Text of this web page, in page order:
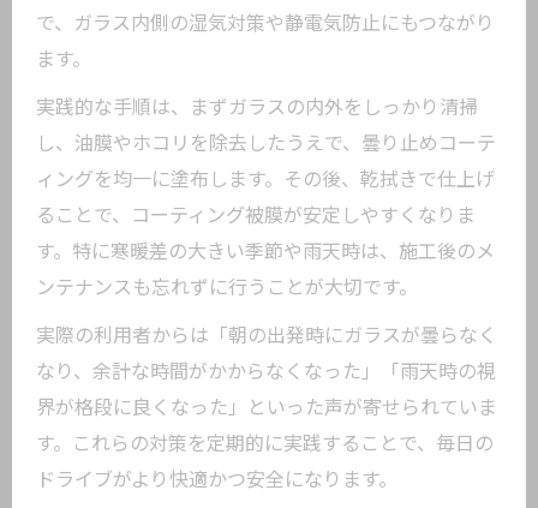
で、ガラス内側の湿気対策や静電気防止にもつながり
ます。
実践的な手順は、まずガラスの内外をしっかり清掃
し、油膜やホコリを除去したうえで、曇り止めコーテ
ィングを均一に塗布します。その後、乾拭きで仕上げ
ることで、コーティング被膜が安定しやすくなりま
す。特に寒暖差の大きい季節や雨天時は、施工後のメ
ンテナンスも忘れずに行うことが大切です。
実際の利用者からは「朝の出発時にガラスが曇らなく
なり、余計な時間がかからなくなった」「雨天時の視
界が格段に良くなった」といった声が寄せられていま
す。これらの対策を定期的に実践することで、毎日の
ドライブがより快適かつ安全になります。